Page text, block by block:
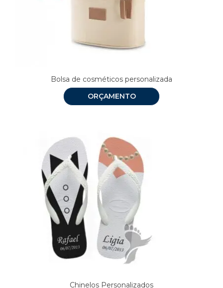
Bolsa de cosméticos personalizada
ORÇAMENTO
Chinelos Personalizados